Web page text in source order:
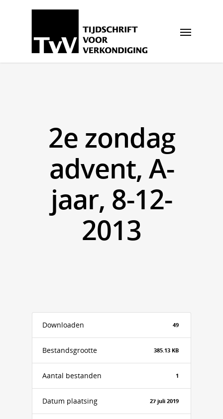
2e zondag
advent, A-
jaar, 8-12-
2013
Downloaden 49
Bestandsgrootte 385.13 KB
Aantal bestanden 1
Datum plaatsing 27 juli 2019